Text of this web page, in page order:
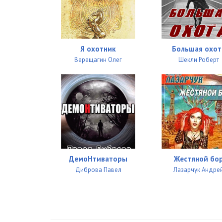
02_15_Kniga_Strashnogo_Suda
02_16_Kniga_Strashnogo_Suda
02_17_02_Zapis iz knigi Strashnogo Suda
02_18_01_Kniga_Strashnogo_Suda
02_18_02_Zapis iz knigi Strashnogo Suda
02_19_Kniga_Strashnogo_Suda
02_20_01_Kniga_Strashnogo_Suda
02_20_02_Zapis iz knigi Strashnogo Suda
Я охотник
Верещагин Олег
Большая
Шекли Роберт
ДемоНтиваторы
Диброва Павел
Жестяной
Лазарчук